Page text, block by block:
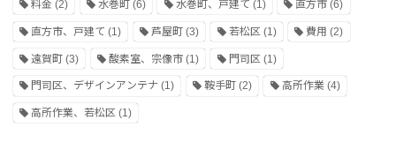
料金 (2) 水巻町(6) 水巻町、戸建て (1) 直方市 (6)
直方市、戸建て (1) 芦屋町(3) 若松区 (1) 費用 (2)
遠賀町 (3) 酸素室、宗像市(1) 門司区 (1)
門司区、デザインアンテナ (1) 鞍手町(2) 高所作業(4)
高所作業、若松区 (1)